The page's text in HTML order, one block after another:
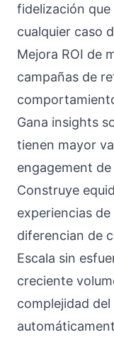
fidelización
cualquier caso
Mejora ROI de
campañas de
Gana insights
tienen mayor
engagement
Construye
experiencias
diferencian de
Escala sin
creciente
complejidad